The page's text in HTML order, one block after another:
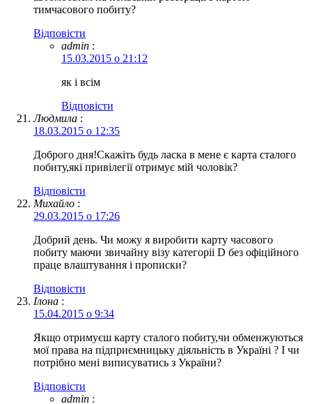
тимчасового побиту?
Відповіcти
admin :
15.03.2015 о 21:12
як і всім
Відповіcти
Людмила :
18.03.2015 о 12:35
Доброго дня!Скажіть будь ласка в мене є карта сталого
побиту,які привілегії отримує мій чоловік?
Відповіcти
Михайло :
29.03.2015 о 17:26
Добрий день. Чи можу я виробити карту часового
побиту маючи звичайну візу категоріі D без офіційного
праце влаштування і прописки?
Відповіcти
Ілона :
15.04.2015 о 9:34
Якщо отримуєш карту сталого побиту,чи обменжуються
мої права на підприємницьку діяльність в Україні ? І чи
потрібно мені виписуватись з України?
Відповіcти
admin :